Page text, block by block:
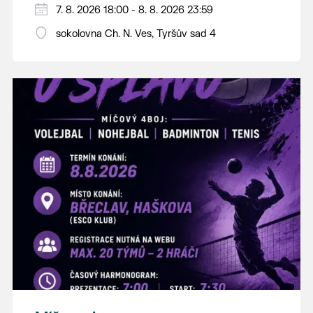
PÁTEK 7. srpna
18:00 - ruční stavění máje
14:00 - krojový průvod pro stárky od
hostince “U Buvola”
16:00 - odpolední zábava na sokolovně
21:00 - večerní zábava
K tanci a poslechu bude hrát DH
Lanžhotčané.
Těšíme se na Vás!
7. 8. 2026 18:00 - 8. 8. 2026 23:59
sokolovna Ch. N. Ves, Tyršův sad 4